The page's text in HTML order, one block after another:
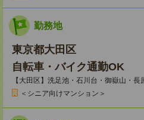
勤務地
東京都大田区
自転車・バイク通勤OK
【大田区】洗足池・石川台・御嶽山・長
＜シニア向けマンション＞